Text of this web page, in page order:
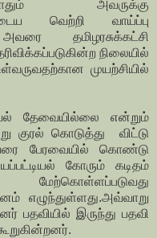
அவருக்கு
வெற்றி வாய்ப்பு
தமிழரசுக்கட்சி
நிலையில்
முயற்சியில்
தேவையில்லை என்றும்
குரல் கொடுத்து விட்டு
பேரவையில் கொண்டு
கோரும் கடிதம்
மேற்கொள்ளப்படுவது
எழுந்துள்ளது.அவ்வாறு
பதவியில் இருந்து பதவி